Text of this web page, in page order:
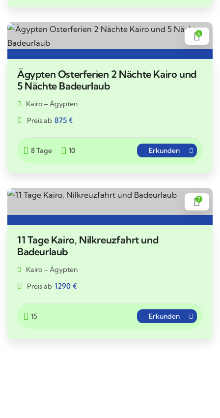
6
Ägypten Osterferien 2 Nächte Kairo und
5 Nächte Badeurlaub
Kairo – Ägypten
Preis ab 875 €
8 Tage 10 Erkunden
7
11 Tage Kairo, Nilkreuzfahrt und
Badeurlaub
Kairo – Ägypten
Preis ab 1290 €
15 Erkunden